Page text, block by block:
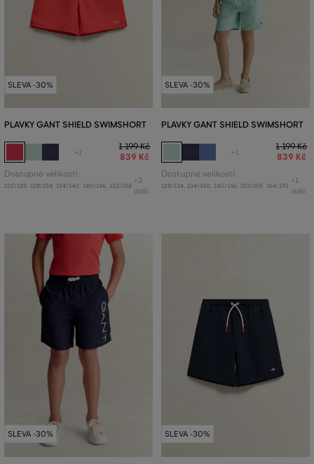
SLEVA -30%
PLAVKY GANT SHIELD SWIMSHORT
+1
1 199 Kč
839 Kč
Dostupné velikosti:
122/128 128/134 134/140 140/146 152/158
+2
další
SLEVA -30%
PLAVKY GANT SHIELD SWIMSHORT
+1
1 199 Kč
839 Kč
Dostupné velikosti:
128/134 134/140 140/146 152/158 164/170
+1
další
SLEVA -30% SLEVA -30%